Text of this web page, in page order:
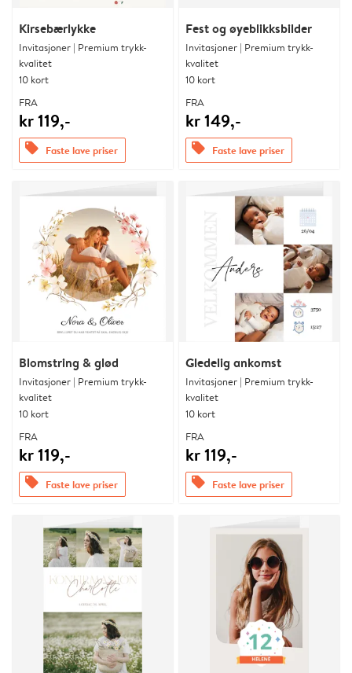
Kirsebærlykke
Invitasjoner | Premium trykk-
kvalitet
10 kort
FRA
kr 119,-
offers Faste lave priser
Fest og øyeblikksbilder
Invitasjoner | Premium trykk-
kvalitet
10 kort
FRA
kr 149,-
offers Faste lave priser
Blomstring & glød
Invitasjoner | Premium trykk-
kvalitet
10 kort
FRA
kr 119,-
offers Faste lave priser
Gledelig ankomst
Invitasjoner | Premium trykk-
kvalitet
10 kort
FRA
kr 119,-
offers Faste lave priser